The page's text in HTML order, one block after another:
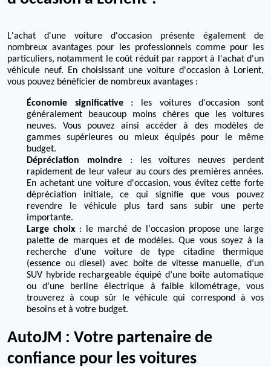
L'achat d'une voiture d'occasion présente également de
nombreux avantages pour les professionnels comme pour les
particuliers, notamment le coût réduit par rapport à l'achat d'un
véhicule neuf. En choisissant une voiture d'occasion à Lorient,
vous pouvez bénéficier de nombreux avantages :
Économie significative: les voitures d'occasion sont
généralement beaucoup moins chères que les voitures
neuves. Vous pouvez ainsi accéder à des modèles de
gammes supérieures ou mieux équipés pour le même
budget.
Dépréciation moindre: les voitures neuves perdent
rapidement de leur valeur au cours des premières années.
En achetant une voiture d'occasion, vous évitez cette forte
dépréciation initiale, ce qui signifie que vous pouvez
revendre le véhicule plus tard sans subir une perte
importante.
Large choix : le marché de l'occasion propose une large
palette de marques et de modèles. Que vous soyez à la
recherche d’une voiture de type citadine thermique
(essence ou diesel) avec boîte de vitesse manuelle, d’un
SUV hybride rechargeable équipé d’une boîte automatique
ou d’une berline électrique à faible kilométrage, vous
trouverez à coup sûr le véhicule qui correspond à vos
besoins et à votre budget.
AutoJM : Votre partenaire de
confiance pour les voitures